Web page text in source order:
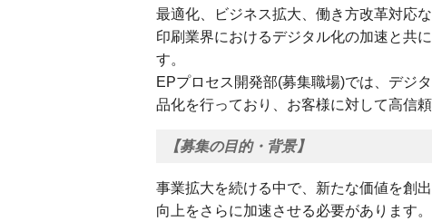
最適化、ビジネス拡大、働き方改革対応
印刷業界におけるデジタル化の加速と共
す。
EPプロセス開発部(募集職場)では、デジ
品化を行っており、お客様に対して高信
【募集の目的・背景】
事業拡大を続ける中で、新たな価値を創
向上をさらに加速させる必要があります。